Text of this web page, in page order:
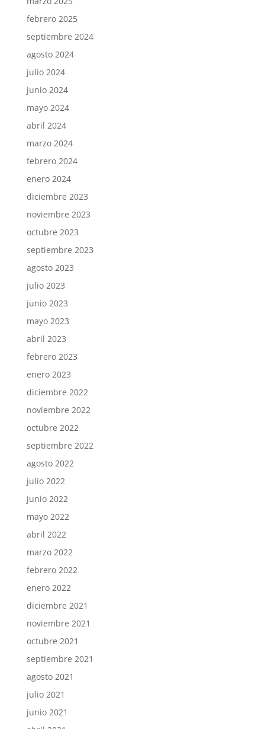
febrero 2025
septiembre 2024
agosto 2024
julio 2024
junio 2024
mayo 2024
abril 2024
marzo 2024
febrero 2024
enero 2024
diciembre 2023
noviembre 2023
octubre 2023
septiembre 2023
agosto 2023
julio 2023
junio 2023
mayo 2023
abril 2023
febrero 2023
enero 2023
diciembre 2022
noviembre 2022
octubre 2022
septiembre 2022
agosto 2022
julio 2022
junio 2022
mayo 2022
abril 2022
marzo 2022
febrero 2022
enero 2022
diciembre 2021
noviembre 2021
octubre 2021
septiembre 2021
agosto 2021
julio 2021
junio 2021